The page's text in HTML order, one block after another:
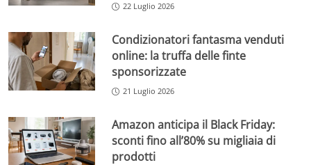
22 Luglio 2026
Condizionatori fantasma venduti
online: la truffa delle finte
sponsorizzate
21 Luglio 2026
Amazon anticipa il Black Friday:
sconti fino all’80% su migliaia di
prodotti